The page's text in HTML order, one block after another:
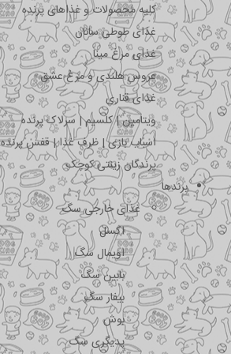
کلیه محصولات و غذاهای پرنده
غذای طوطی سانان
غذای مرغ مینا
عروس هلندی و مرغ عشق
غذای قناری
ویتامین | کلسیم | سرلاک پرنده
اسباب بازی | ظرف غذا | قفس پرنده
پرندگان زینتی کوچک
برندها
غذای خارجی سگ
اکسل
اویمال سگ
بابین سگ
بیفار سگ
بوش
پدیگری سگ